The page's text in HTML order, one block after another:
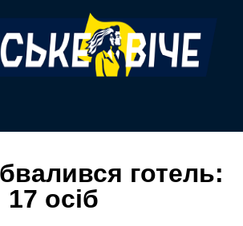
готель:
осіб